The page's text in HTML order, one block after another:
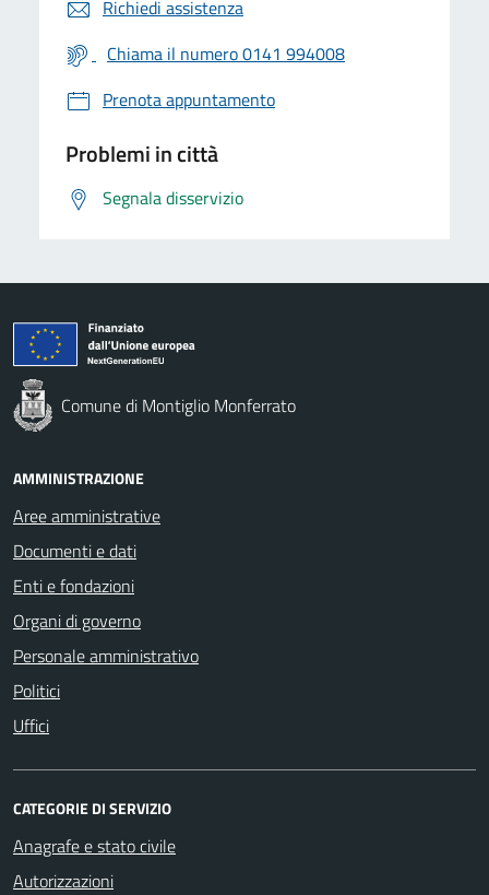
Richiedi assistenza
Chiama il numero 0141 994008
Prenota appuntamento
Problemi in città
Segnala disservizio
Comune di Montiglio Monferrato
AMMINISTRAZIONE
Aree amministrative
Documenti e dati
Enti e fondazioni
Organi di governo
Personale amministrativo
Politici
Uffici
CATEGORIE DI SERVIZIO
Anagrafe e stato civile
Autorizzazioni